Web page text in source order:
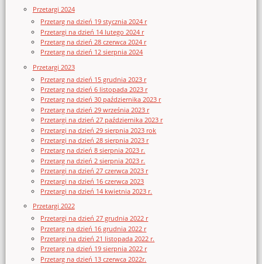
Przetargi 2024
Przetarg na dzień 19 stycznia 2024 r
Przetargi na dzień 14 lutego 2024 r
Przetarg na dzień 28 czerwca 2024 r
Przetarg na dzień 12 sierpnia 2024
Przetargi 2023
Przetarg na dzień 15 grudnia 2023 r
Przetarg na dzień 6 listopada 2023 r
Przetarg na dzień 30 października 2023 r
Przetarg na dzień 29 września 2023 r
Przetargi na dzień 27 października 2023 r
Przetargi na dzień 29 sierpnia 2023 rok
Przetargi na dzień 28 sierpnia 2023 r
Przetarg na dzień 8 sierpnia 2023 r.
Przetarg na dzień 2 sierpnia 2023 r.
Przetargi na dzień 27 czerwca 2023 r
Przetargi na dzień 16 czerwca 2023
Przetargi na dzień 14 kwietnia 2023 r.
Przetargi 2022
Przetargi na dzień 27 grudnia 2022 r
Przetarg na dzień 16 grudnia 2022 r
Przetargi na dzień 21 listopada 2022 r.
Przetarg na dzień 19 sierpnia 2022 r
Przetarg na dzień 13 czerwca 2022r.